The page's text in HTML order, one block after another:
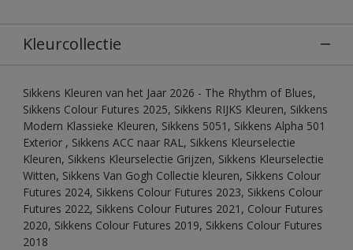
Kleurcollectie
Sikkens Kleuren van het Jaar 2026 - The Rhythm of Blues,
Sikkens Colour Futures 2025, Sikkens RIJKS Kleuren, Sikkens
Modern Klassieke Kleuren, Sikkens 5051, Sikkens Alpha 501
Exterior , Sikkens ACC naar RAL, Sikkens Kleurselectie
Kleuren, Sikkens Kleurselectie Grijzen, Sikkens Kleurselectie
Witten, Sikkens Van Gogh Collectie kleuren, Sikkens Colour
Futures 2024, Sikkens Colour Futures 2023, Sikkens Colour
Futures 2022, Sikkens Colour Futures 2021, Colour Futures
2020, Sikkens Colour Futures 2019, Sikkens Colour Futures
2018